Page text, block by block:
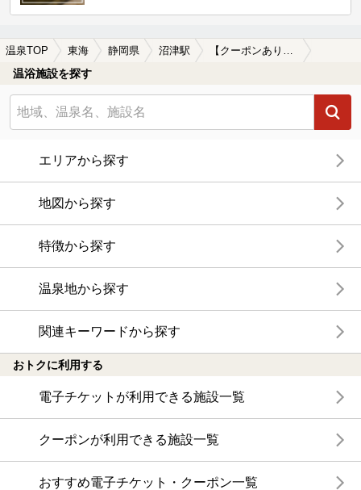
温泉TOP 東海 静岡県 沼津駅
温浴施設を探す
エリアから探す
地図から探す
特徴から探す
温泉地から探す
関連キーワードから探す
おトクに利用する
電子チケットが利用できる施設一覧
クーポンが利用できる施設一覧
おすすめ電子チケット・クーポン一覧